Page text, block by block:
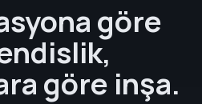
göre
göre inşa.